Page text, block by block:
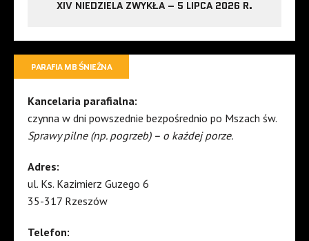
XIV NIEDZIELA ZWYKŁA – 5 LIPCA 2026 R.
PARAFIA MB ŚNIEŻNA
Kancelaria parafialna:
czynna w dni powszednie bezpośrednio po Mszach św.
Sprawy pilne (np. pogrzeb) – o każdej porze.
Adres:
ul. Ks. Kazimierz Guzego 6
35-317 Rzeszów
Telefon: